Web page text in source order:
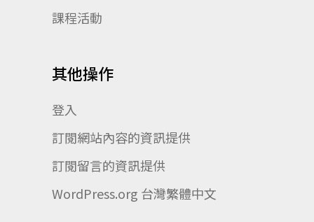
課程活動
其他操作
登入
訂閱網站內容的資訊提供
訂閱留言的資訊提供
WordPress.org 台灣繁體中文